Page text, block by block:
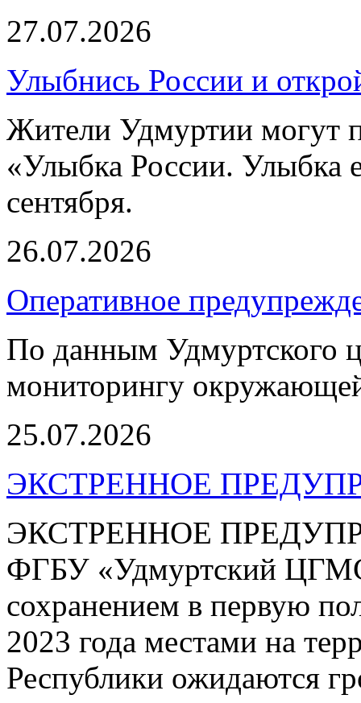
27.07.2026
Улыбнись России и
Жители Удмуртии могут
«Улыбка России. Улыбка
сентября.
26.07.2026
Оперативное
По данным Удмуртского
мониторингу
25.07.2026
ЭКСТРЕННОЕ
ЭКСТРЕННОЕ
ФГБУ «Удмуртский
сохранением в первую
2023 года местами на
Республики ожидаются